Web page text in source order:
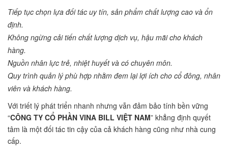
Tiếp tục chọn lựa đối tác uy tín, sản phẩm chất lượng cao và ổn
định.
Không ngừng cải tiến chất lượng dịch vụ, hậu mãi cho khách
hàng.
Nguồn nhân lực trẻ, nhiệt huyết và có chuyên môn.
Quy trình quản lý phù hợp nhằm đem lại lợi ích cho cổ đông, nhân
viên và khách hàng.
Với triết lý phát triển nhanh nhưng vẫn đảm bảo tính bền vững
“CÔNG TY CỔ PHẦN VINA BILL VIỆT NAM” khẳng định quyết
tâm là một đối tác tin cậy của cả khách hàng cũng như nhà cung
cấp.